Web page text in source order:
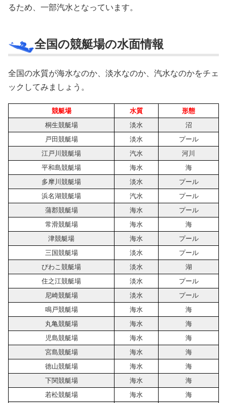
るため、一部汽水となっています。
全国の競艇場の水面情報
全国の水質が海水なのか、淡水なのか、汽水なのかをチェ
ックしてみましょう。
競艇場 水質
形態
桐生競艇場
淡水
沼
戸田競艇場
淡水
プール
江戸川競艇場
汽水
河川
平和島競艇場
海水
海
多摩川競艇場
淡水
プール
浜名湖競艇場
汽水
プール
蒲郡競艇場
海水
プール
常滑競艇場
海水
海
津競艇場
海水
プール
三国競艇場
淡水
プール
びわこ競艇場
淡水
湖
住之江競艇場
淡水
プール
尼崎競艇場
淡水
プール
鳴戸競艇場
海水
海
丸亀競艇場
海水
海
児島競艇場
海水
海
宮島競艇場
海水
海
徳山競艇場
海水
海
下関競艇場
海水
海
若松競艇場
海水
海